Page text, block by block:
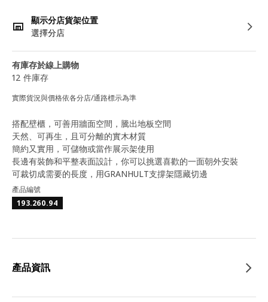
顯示分店貨架位置
選擇分店
有庫存於線上購物
12 件庫存
實際貨況與價格依各分店/通路標示為準
搭配壁櫃，可善用牆面空間，騰出地板空間
天然、可再生，且可分離的實木材質
簡約又實用，可儲物或當作展示架使用
長邊有裝飾和平整表面設計，你可以挑選喜歡的一面朝外安裝
可裁切成需要的長度，用GRANHULT支撐架隱藏切邊
產品編號
193.260.94
產品資訊